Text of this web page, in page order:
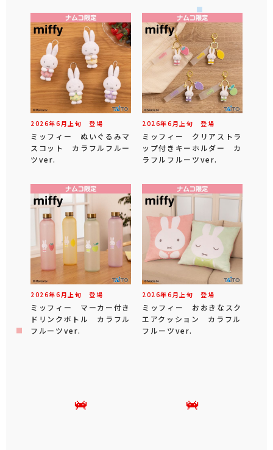
2026年6 月 上旬 登場
ミッフィー ぬいぐるみマ
スコット カラフルフルー
ツver.
2026年6 月 上旬 登場
ミッフィー クリアストラ
ップ付きキーホルダー カ
ラフルフルーツver.
2026年6 月 上旬 登場
ミッフィー マーカー付き
ドリンクボトル カラフル
フルーツver.
2026年6 月 上旬 登場
ミッフィー おおきなスク
エアクッション カラフル
フルーツver.